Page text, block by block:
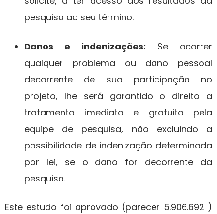
pesquisa ao seu término.
Danos e indenizações: Se ocorrer
qualquer problema ou dano pessoal
decorrente de sua participação no
projeto, lhe será garantido o direito a
tratamento imediato e gratuito pela
equipe de pesquisa, não excluindo a
possibilidade de indenização determinada
por lei, se o dano for decorrente da
pesquisa.
Este estudo foi aprovado (parecer 5.906.692 )